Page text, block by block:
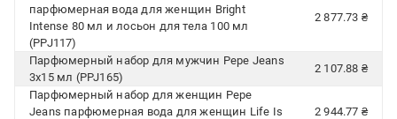
парфюмерная вода для женщин Bright
Intense 80 мл и лосьон для тела 100 мл
(PPJ117)
2 877.73 ₴
Парфюмерный набор для мужчин Pepe Jeans
3x15 мл (PPJ165)
2 107.88 ₴
Парфюмерный набор для женщин Pepe
Jeans парфюмерная вода для женщин Life Is
2 944.77 ₴